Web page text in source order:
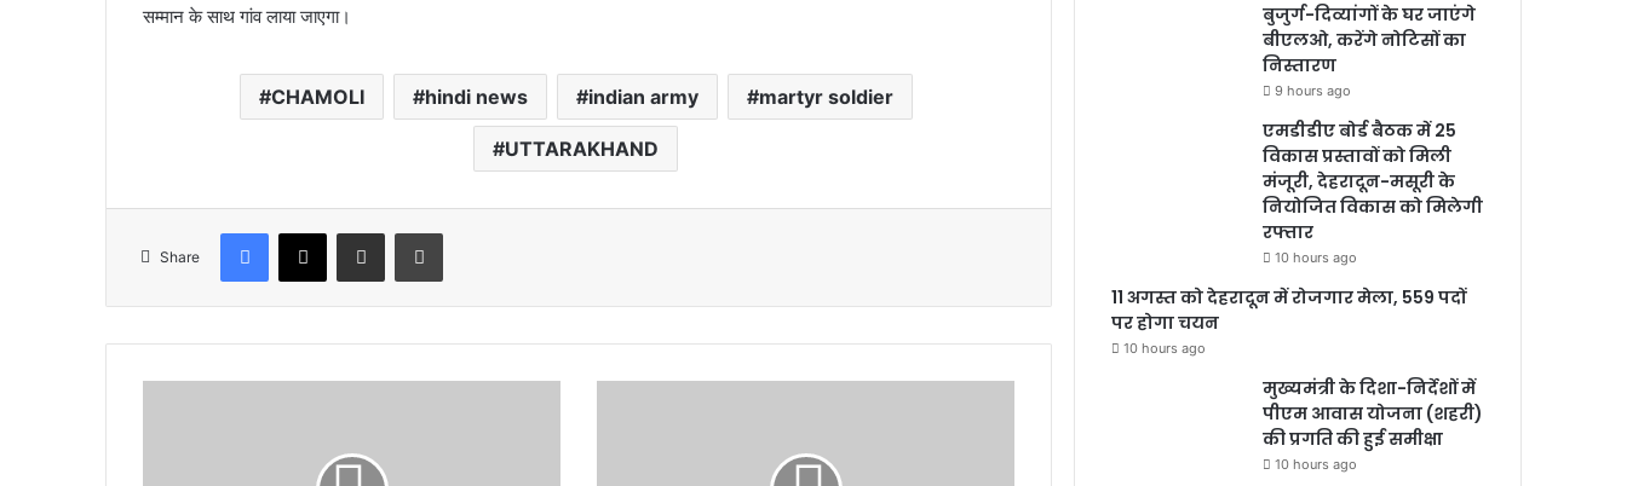
सम्मान के साथ गांव लाया जाएगा।
CHAMOLI hindi news indian army martyr soldier
UTTARAKHAND
Share
Facebook
X Share via Email Print
बुजुर्ग-दिव्यांगों के घर जाएंगे
बीएलओ, करेंगे नोटिसों का
निस्तारण
9 hours ago
एमडीडीए बोर्ड बैठक में 25
विकास प्रस्तावों को मिली
मंजूरी, देहरादून-मसूरी के
नियोजित विकास को मिलेगी
रफ्तार
10 hours ago
11 अगस्त को देहरादून में रोजगार मेला, 559 पदों
पर होगा चयन
10 hours ago
मुख्यमंत्री के दिशा-निर्देशों में
पीएम आवास योजना (शहरी)
की प्रगति की हुई समीक्षा
10 hours ago